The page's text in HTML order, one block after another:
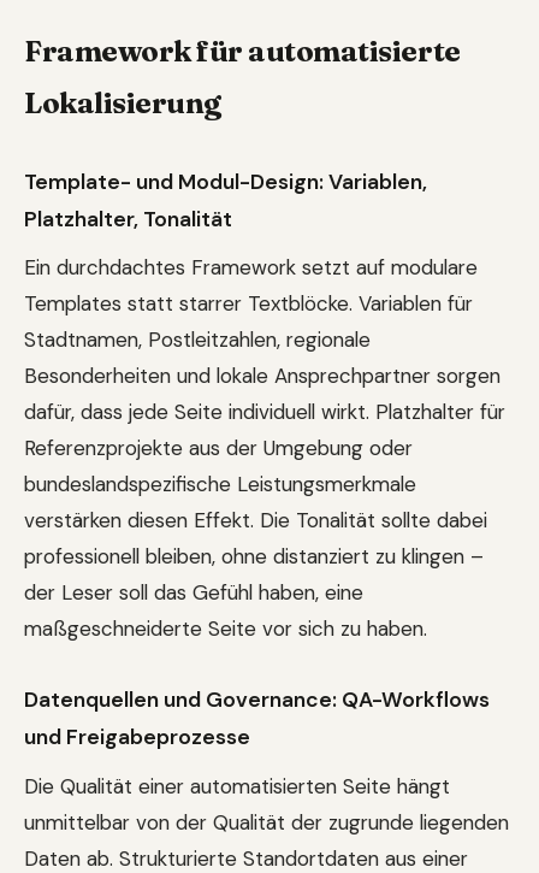
Framework für automatisierte
Lokalisierung
Template- und Modul-Design: Variablen,
Platzhalter, Tonalität
Ein durchdachtes Framework setzt auf modulare
Templates statt starrer Textblöcke. Variablen für
Stadtnamen, Postleitzahlen, regionale
Besonderheiten und lokale Ansprechpartner sorgen
dafür, dass jede Seite individuell wirkt. Platzhalter für
Referenzprojekte aus der Umgebung oder
bundeslandspezifische Leistungsmerkmale
verstärken diesen Effekt. Die Tonalität sollte dabei
professionell bleiben, ohne distanziert zu klingen –
der Leser soll das Gefühl haben, eine
maßgeschneiderte Seite vor sich zu haben.
Datenquellen und Governance: QA-Workflows
und Freigabeprozesse
Die Qualität einer automatisierten Seite hängt
unmittelbar von der Qualität der zugrunde liegenden
Daten ab. Strukturierte Standortdaten aus einer